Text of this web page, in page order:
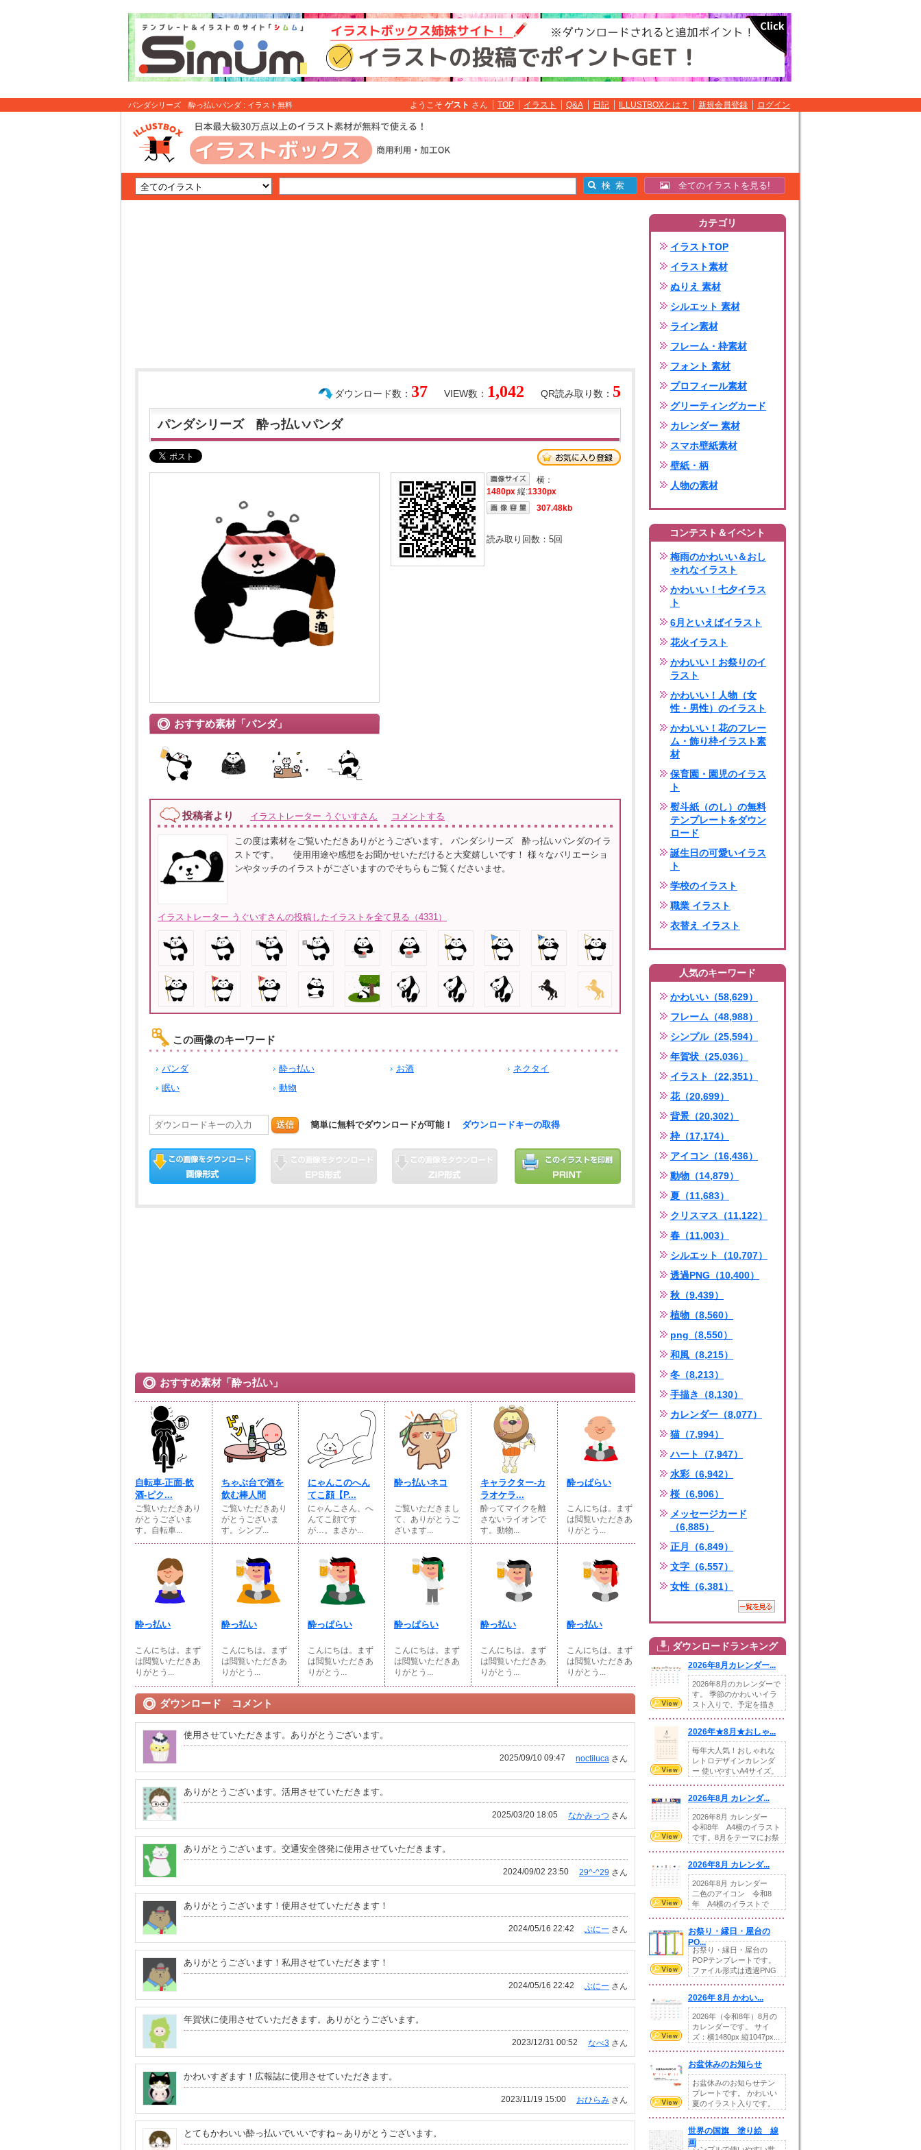
パンダシリーズ 酔っ払いパンダ : イラスト無料 ようこそ ゲスト さん TOP イラスト Q&A 日記 ILLUSTBOXとは？ 新規会員登録 ログイン
全てのイラストを見る!
QR読み取り数： 5
VIEW数： 1,042
ダウンロード数： 37
パンダシリーズ 酔っ払いパンダ
おすすめ素材「パンダ」
横：
1480px 縦:1330px
307.48kb
読み取り回数： 5回
投稿者より イラストレーター うぐいすさん コメントする
この度は素材をご覧いただきありがとうございます。 パンダシリーズ 酔っ払いパンダのイラ
ストです。 使用用途や感想をお聞かせいただけると大変嬉しいです！ 様々なバリエーショ
ンやタッチのイラストがございますのでそちらもご覧くださいませ。
イラストレーター うぐいすさんの投稿したイラストを全て見る（4331）
この画像のキーワード
パンダ 酔っ払い お酒
ネクタイ
眠い
動物
送信 簡単に無料でダウンロードが可能！ ダウンロードキーの取得
おすすめ素材「酔っ払い」
自転車-正面-飲
酒-ピク...
ご覧いただきあり
がとうございま
す。自転車...
ちゃぶ台で酒を
飲む棒人間
ご覧いただきあり
がとうございま
す。シンプ...
にゃんこのへん
てこ顔【P...
にゃんこさん、へ
んてこ顔です
が…。まさか...
酔っ払いネコ
ご覧いただきまし
て、ありがとうご
ざいます...
キャラクター-カ
ラオケラ...
酔ってマイクを離
さないライオンで
す。動物...
酔っぱらい
こんにちは。まず
は閲覧いただきあ
りがとう...
酔っ払い
こんにちは。まず
は閲覧いただきあ
りがとう...
酔っ払い
こんにちは。まず
は閲覧いただきあ
りがとう...
酔っぱらい
こんにちは。まず
は閲覧いただきあ
りがとう...
酔っぱらい
こんにちは。まず
は閲覧いただきあ
りがとう...
酔っ払い
こんにちは。まず
は閲覧いただきあ
りがとう...
酔っ払い
こんにちは。まず
は閲覧いただきあ
りがとう...
ダウンロード コメント
使用させていただきます。ありがとうございます。
noctiluca さん
2025/09/10 09:47
ありがとうございます。活用させていただきます。
なかみっつ さん
2025/03/20 18:05
ありがとうございます。交通安全啓発に使用させていただきます。
29^-^29 さん
2024/09/02 23:50
ありがとうございます！使用させていただきます！
ぶにー さん
2024/05/16 22:42
ありがとうございます！私用させていただきます！
ぶにー さん
2024/05/16 22:42
年賀状に使用させていただきます。ありがとうございます。
なべ3 さん
2023/12/31 00:52
かわいすぎます！広報誌に使用させていただきます。
おひらみ さん
2023/11/19 15:00
とてもかわいい酔っ払いでいいですね～ありがとうございます。
カテゴリ
イラストTOP
イラスト素材
ぬりえ 素材
シルエット 素材
ライン素材
フレーム・枠素材
フォント 素材
プロフィール素材
グリーティングカード
カレンダー 素材
スマホ壁紙素材
壁紙・柄
人物の素材
コンテスト＆イベント
梅雨のかわいい＆おし
ゃれなイラスト
かわいい！七夕イラス
ト
6月といえばイラスト
花火イラスト
かわいい！お祭りのイ
ラスト
かわいい！人物（女
性・男性）のイラスト
かわいい！花のフレー
ム・飾り枠イラスト素
材
保育園・園児のイラス
ト
熨斗紙（のし）の無料
テンプレートをダウン
ロード
誕生日の可愛いイラス
ト
学校のイラスト
職業 イラスト
衣替え イラスト
人気のキーワード
かわいい（58,629）
フレーム（48,988）
シンプル（25,594）
年賀状（25,036）
イラスト（22,351）
花（20,699）
背景（20,302）
枠（17,174）
アイコン（16,436）
動物（14,879）
夏（11,683）
クリスマス（11,122）
春（11,003）
シルエット（10,707）
透過PNG（10,400）
秋（9,439）
植物（8,560）
png（8,550）
和風（8,215）
冬（8,213）
手描き（8,130）
カレンダー（8,077）
猫（7,994）
ハート（7,947）
水彩（6,942）
桜（6,906）
メッセージカード
（6,885）
正月（6,849）
文字（6,557）
女性（6,381）
ダウンロードランキング
2026年8月カレンダー...
2026年8月のカレンダーで
す。 季節のかわいいイラ
スト入りで、予定を描き
2026年★8月★おしゃ...
毎年大人気！おしゃれな
レトロデザインカレンダ
ー 使いやすいA4サイズ。
2026年8月 カレンダ...
2026年8月 カレンダー
令和8年 A4横のイラスト
です。8月をテーマにお祭
2026年8月 カレンダ...
2026年8月 カレンダー
二色のアイコン 令和8
年 A4横のイラストで
お祭り・縁日・屋台の
PO...
お祭り・縁日・屋台の
POPテンプレートです。
ファイル形式は透過PNG
2026年 8月 かわい...
2026年（令和8年）8月の
カレンダーです。 サイ
ズ：横1480px 縦1047px...
お盆休みのお知らせ
お盆休みのお知らせテン
プレートです。 かわいい
夏のイラスト入りです。
世界の国旗 塗り絵 線
画